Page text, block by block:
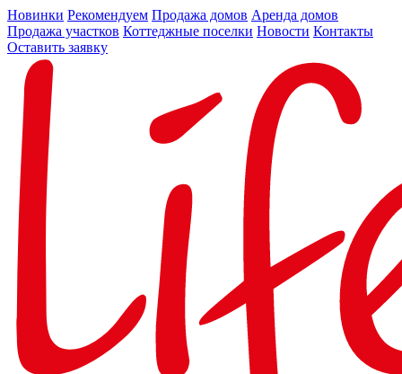
Новинки Рекомендуем Продажа домов Аренда домов
Продажа участков Коттеджные поселки Новости Контакты
Оставить заявку